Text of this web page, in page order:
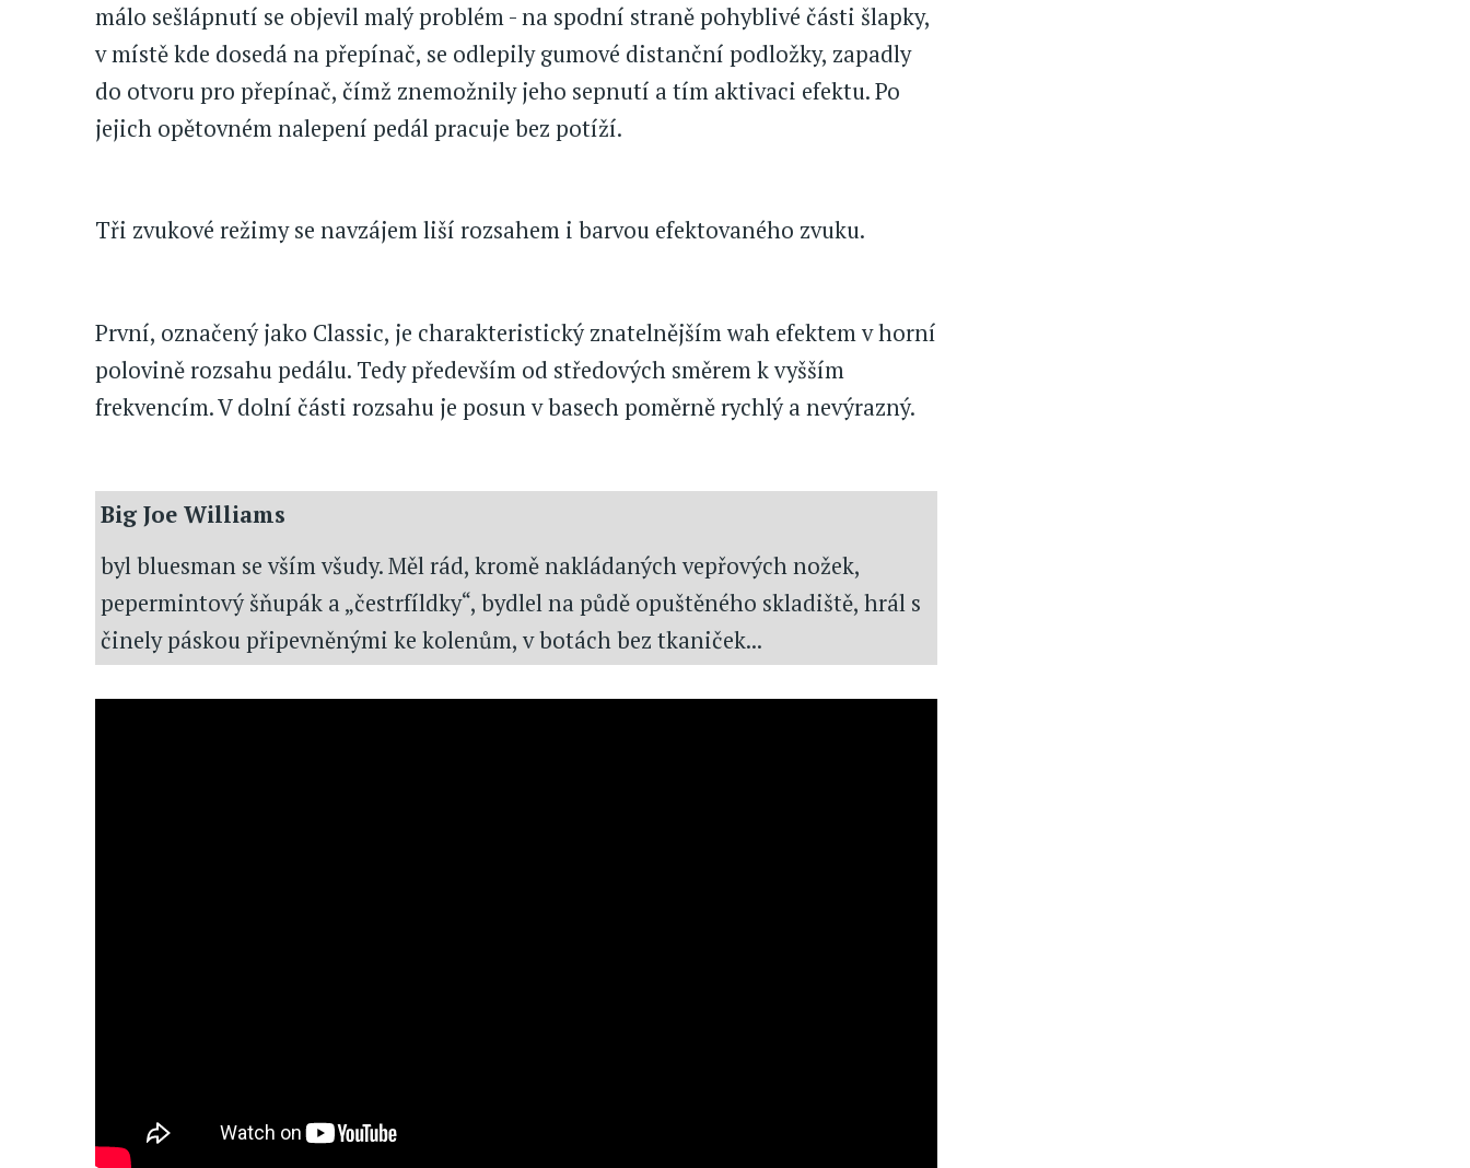
málo sešlápnutí se objevil malý problém - na spodní straně pohyblivé části šlapky,
v místě kde dosedá na přepínač, se odlepily gumové distanční podložky, zapadly
do otvoru pro přepínač, čímž znemožnily jeho sepnutí a tím aktivaci efektu. Po
jejich opětovném nalepení pedál pracuje bez potíží.
Tři zvukové režimy se navzájem liší rozsahem i barvou efektovaného zvuku.
První, označený jako Classic, je charakteristický znatelnějším wah efektem v horní
polovině rozsahu pedálu. Tedy především od středových směrem k vyšším
frekvencím. V dolní části rozsahu je posun v basech poměrně rychlý a nevýrazný.
Big Joe Williams
byl bluesman se vším všudy. Měl rád, kromě nakládaných vepřových nožek,
pepermintový šňupák a „čestrfíldky“, bydlel na půdě opuštěného skladiště, hrál s
činely páskou připevněnými ke kolenům, v botách bez tkaniček...